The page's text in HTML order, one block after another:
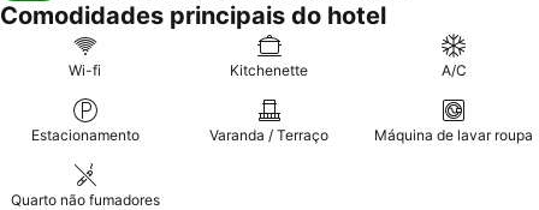
Comodidades principais do hotel
Wi-fi Kitchenette A/C
Estacionamento Varanda / Terraço Máquina de lavar roupa
Quarto não fumadores